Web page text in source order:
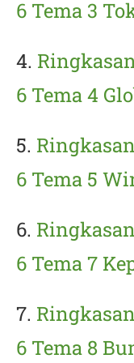
6 Tema 3
4.
6 Tema 4
5.
6 Tema 5
6.
6 Tema 7
7.
6 Tema 8